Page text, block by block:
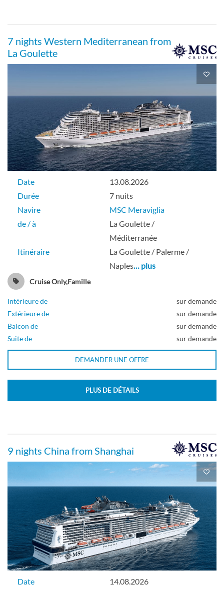
7 nights Western Mediterranean from
La Goulette
Date
13.08.2026
Durée
7 nuits
Navire
MSC Meraviglia
de / à
La Goulette /
Méditerranée
Itinéraire
La Goulette / Palerme /
Naples… plus
Cruise Only,Famille
Intérieure de
sur demande
Extérieure de
sur demande
Balcon de
sur demande
Suite de
sur demande
DEMANDER UNE OFFRE
PLUS DE DÉTAILS
9 nights China from Shanghai
Date
14.08.2026